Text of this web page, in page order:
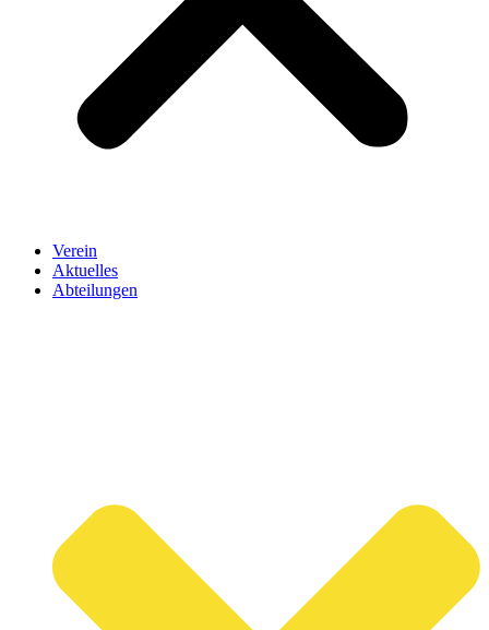
Verein
Aktuelles
Abteilungen